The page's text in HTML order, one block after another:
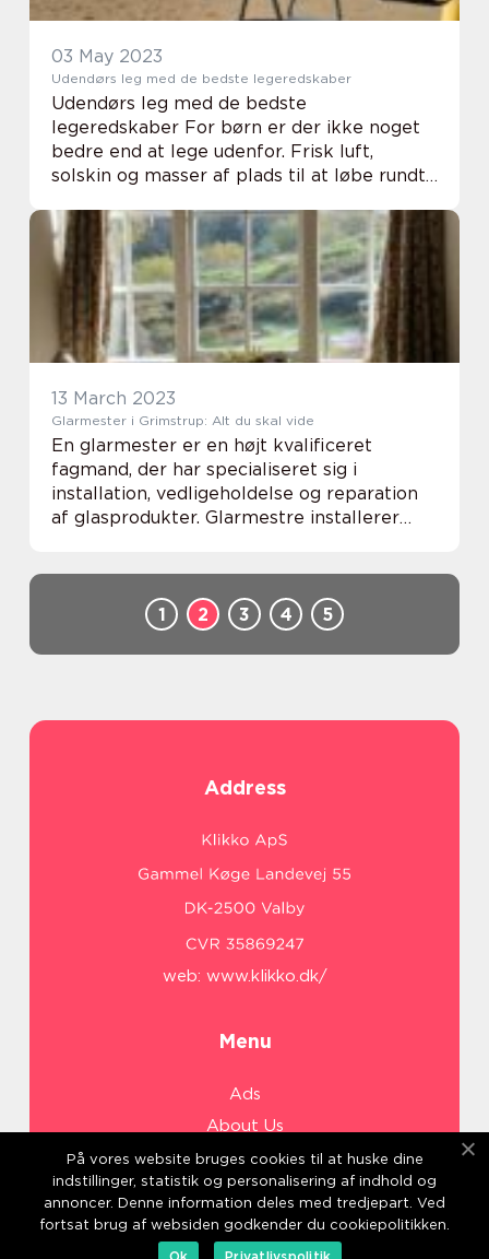
03 May 2023
Udendørs leg med de bedste legeredskaber
Udendørs leg med de bedste
legeredskaber For børn er der ikke noget
bedre end at lege udenfor. Frisk luft,
solskin og masser af plads til at løbe rundt
hvad gør man, når der ikke e...
13 March 2023
Glarmester i Grimstrup: Alt du skal vide
En glarmester er en højt kvalificeret
fagmand, der har specialiseret sig i
installation, vedligeholdelse og reparation
af glasprodukter. Glarmestre installerer
1
2 3 4 5
Address
web: www.klikko.dk/
Menu
Ads
About Us
Cookies
Contact
Sitemap
På vores website bruges cookies til at huske dine
indstillinger, statistik og personalisering af indhold og
annoncer. Denne information deles med tredjepart. Ved
fortsat brug af websiden godkender du cookiepolitikken.